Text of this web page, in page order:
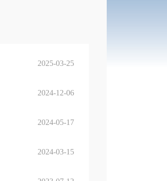
2025-03-25
2024-12-06
2024-05-17
2024-03-15